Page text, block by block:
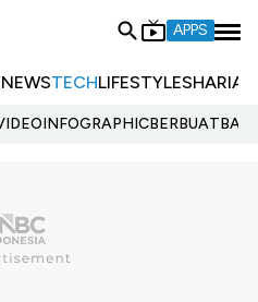
APPS
NEWSTECHLIFESTYLESHARIA
INFOGRAPHIC